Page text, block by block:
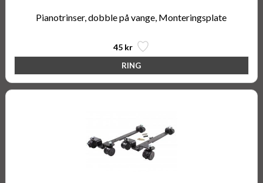
Pianotrinser, dobble på vange, Monteringsplate
45 kr